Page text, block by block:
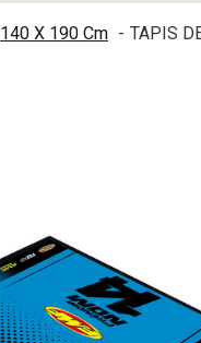
140 X 190 Cm TAPIS